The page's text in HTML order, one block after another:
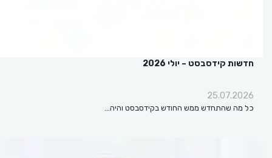
חדשות קידסבסט – יולי 2026
25.07.2026
כל מה שהתחדש ממש החודש בקידסבסט והיה…